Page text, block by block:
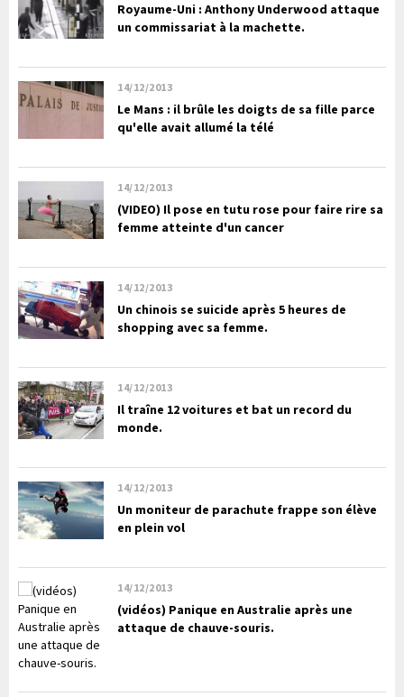
Royaume-Uni : Anthony Underwood attaque
un commissariat à la machette.
14/12/2013
Le Mans : il brûle les doigts de sa fille parce
qu'elle avait allumé la télé
14/12/2013
(VIDEO) Il pose en tutu rose pour faire rire sa
femme atteinte d'un cancer
14/12/2013
Un chinois se suicide après 5 heures de
shopping avec sa femme.
14/12/2013
Il traîne 12 voitures et bat un record du
monde.
14/12/2013
Un moniteur de parachute frappe son élève
en plein vol
14/12/2013
(vidéos) Panique en Australie après une
attaque de chauve-souris.